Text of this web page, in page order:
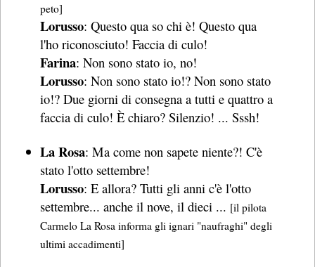
peto]
Lorusso: Questo qua so chi è! Questo qua
l'ho riconosciuto! Faccia di culo!
Farina: Non sono stato io, no!
Lorusso: Non sono stato io!? Non sono stato
io!? Due giorni di consegna a tutti e quattro a
faccia di culo! È chiaro? Silenzio! ... Sssh!
La Rosa: Ma come non sapete niente?! C'è
stato l'otto settembre!
Lorusso: E allora? Tutti gli anni c'è l'otto
settembre... anche il nove, il dieci ... [il pilota
Carmelo La Rosa informa gli ignari "naufraghi" degli
ultimi accadimenti]